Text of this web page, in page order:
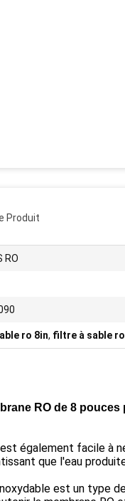
Produit
RO
ro 8in, filtre à sable ro
RO de 8
également facile à
que l'eau
est un type